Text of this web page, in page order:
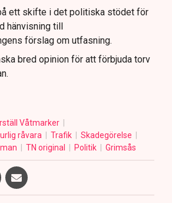
ett skifte i det politiska stödet för
hänvisning till
förslag om utfasning.
bred opinion för att förbjuda torv
Våtmarker
råvara
Trafik
Skadegörelse
TN original Politik Grimsås